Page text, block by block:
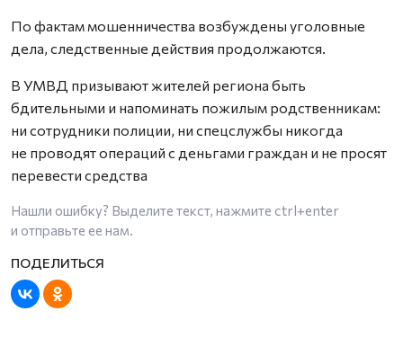
По фактам мошенничества возбуждены уголовные
дела, следственные действия продолжаются.
В УМВД призывают жителей региона быть
бдительными и напоминать пожилым родственникам:
ни сотрудники полиции, ни спецслужбы никогда
не проводят операций с деньгами граждан и не просят
перевести средства
Нашли ошибку? Выделите текст, нажмите ctrl+enter
и отправьте ее нам.